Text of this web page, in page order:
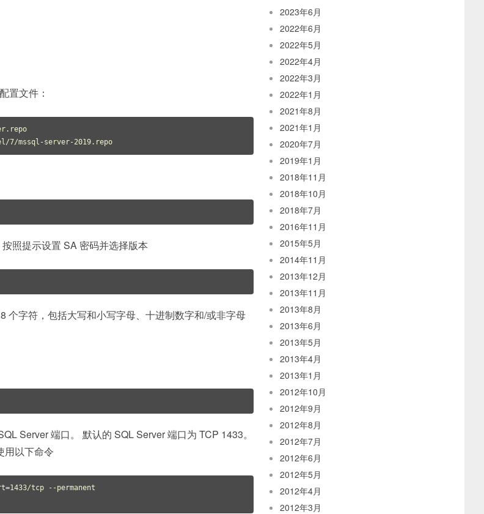
置文件：
7/mssql-server-2019.repo
照提示设置 SA 密码并选择版本
个字符，包括大写和小写字母、十进制数字和/或非字母
Server 端口。 默认的 SQL Server 端口为 TCP 1433。
用以下命令
tcp --permanent
2023年6月
2022年6月
2022年5月
2022年4月
2022年3月
2022年1月
2021年8月
2021年1月
2020年7月
2019年1月
2018年11月
2018年10月
2018年7月
2016年11月
2015年5月
2014年11月
2013年12月
2013年11月
2013年8月
2013年6月
2013年5月
2013年4月
2013年1月
2012年10月
2012年9月
2012年8月
2012年7月
2012年6月
2012年5月
2012年4月
2012年3月